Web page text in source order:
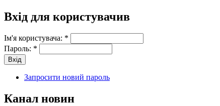
Вхід для користувачив
Ім'я користувача: *
Пароль: *
Запросити новий пароль
Канал новин